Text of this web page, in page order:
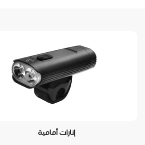
إنارات أمامية